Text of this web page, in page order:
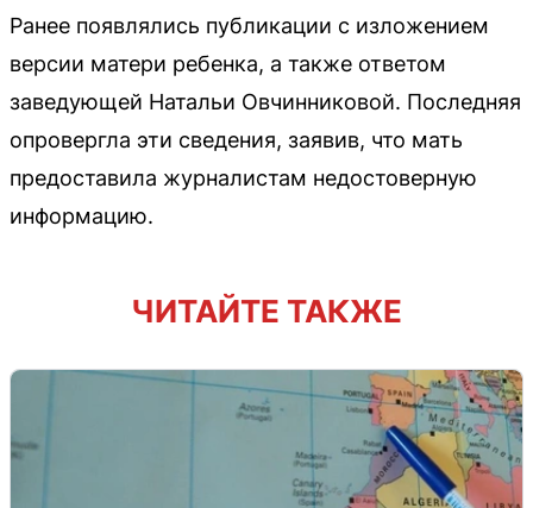
Ранее появлялись публикации с изложением
версии матери ребенка, а также ответом
заведующей Натальи Овчинниковой. Последняя
опровергла эти сведения, заявив, что мать
предоставила журналистам недостоверную
информацию.
ЧИТАЙТЕ ТАКЖЕ